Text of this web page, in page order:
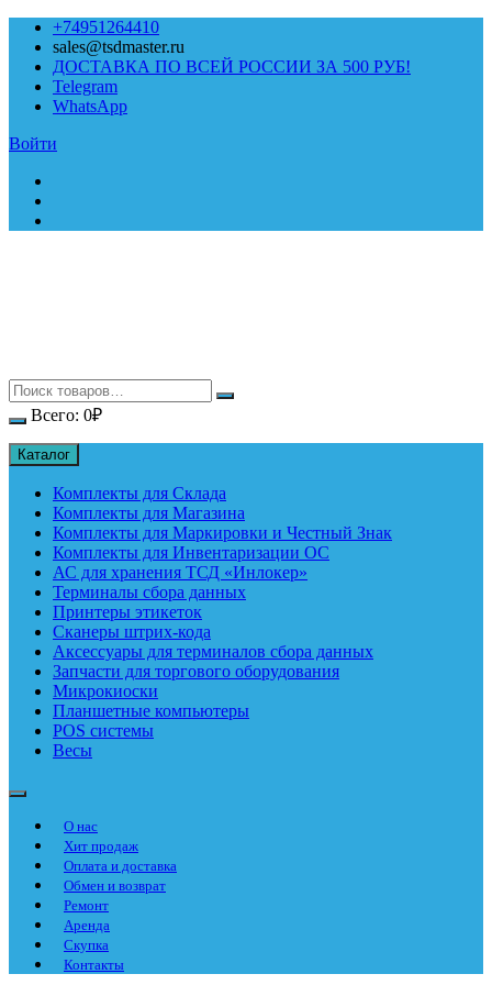
Перейти
содержимому
+74951264410
sales@tsdmaster.ru
ДОСТАВКА ПО ВСЕЙ РОССИИ ЗА 500 РУБ!
Telegram
WhatsApp
Войти
Всего: 0₽
Каталог
Комплекты для Склада
Комплекты для Магазина
Комплекты для Маркировки и Честный Знак
Комплекты для Инвентаризации ОС
АС для хранения ТСД «Инлокер»
Терминалы сбора данных
Принтеры этикеток
Сканеры штрих-кода
Аксессуары для терминалов сбора данных
Запчасти для торгового оборудования
Микрокиоски
Планшетные компьютеры
POS системы
Весы
О нас
Хит продаж
Оплата и доставка
Обмен и возврат
Ремонт
Аренда
Скупка
Контакты